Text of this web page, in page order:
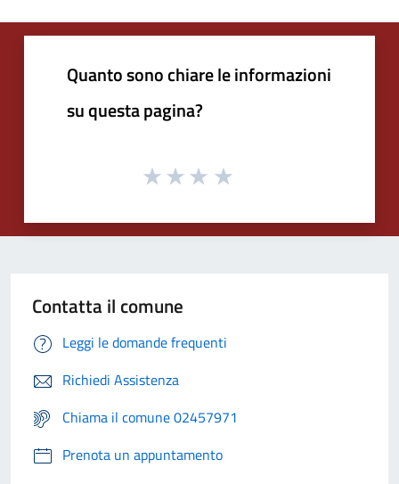
Quanto sono chiare le informazioni
su questa pagina?
Contatta il comune
Leggi le domande frequenti
Richiedi Assistenza
Chiama il comune 02457971
Prenota un appuntamento